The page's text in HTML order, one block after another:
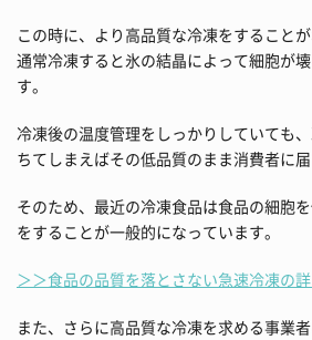
この時に、より高品質な冷凍をすること
通常冷凍すると氷の結晶によって細胞が
す。
冷凍後の温度管理をしっかりしていても
ちてしまえばその低品質のまま消費者に届
そのため、最近の冷凍食品は食品の細胞を
をすることが一般的になっています。
＞＞食品の品質を落とさない急速冷凍の
また、さらに高品質な冷凍を求める事業